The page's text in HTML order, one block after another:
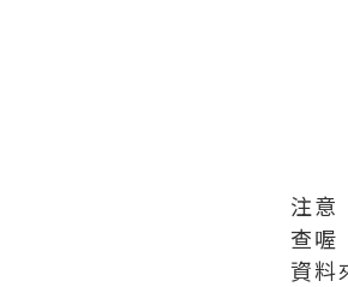
注意
查喔
資料